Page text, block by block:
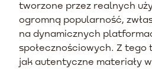
tworzone przez realnych
ogromną popularność,
na dynamicznych
społecznościowych. Z tego
jak autentyczne materiały